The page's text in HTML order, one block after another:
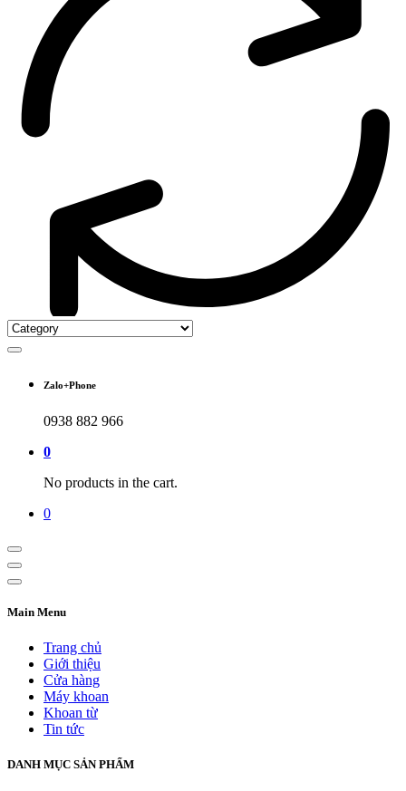
Zalo+Phone
0938 882 966
0
No products in the cart.
0
Main Menu
Trang chủ
Giới thiệu
Cửa hàng
Máy khoan
Khoan từ
Tin tức
DANH MỤC SẢN PHẨM